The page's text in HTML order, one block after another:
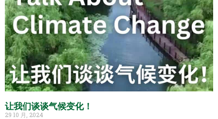
让我们谈谈气候变化！
29 10 月, 2024